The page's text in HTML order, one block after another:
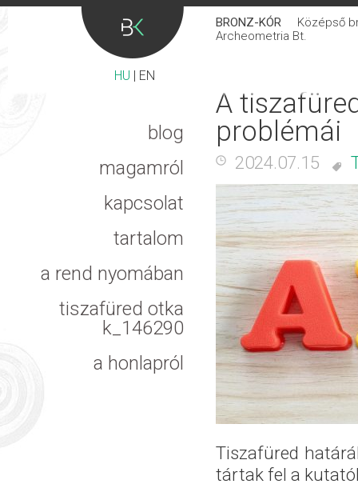
HU | EN
BRONZ-KÓR
Középső
Archeometria Bt.
blog
magamról
kapcsolat
tartalom
a rend nyomában
tiszafüred otka
k_146290
a honlapról
A
problémái
2024.07.15
Tiszafüred
tártak fel a